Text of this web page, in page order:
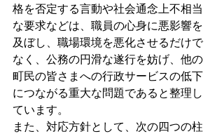
格を否定する言動や社会通念上不相当
な要求などは、職員の心身に悪影響を
及ぼし、職場環境を悪化させるだけで
なく、公務の円滑な遂行を妨げ、他の
町民の皆さまへの行政サービスの低下
につながる重大な問題であると整理し
ています。
また、対応方針として、次の四つの柱